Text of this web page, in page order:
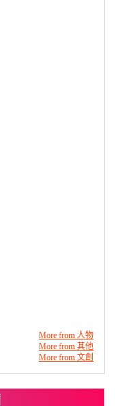
More from 人物
More from 其他
More from 文創